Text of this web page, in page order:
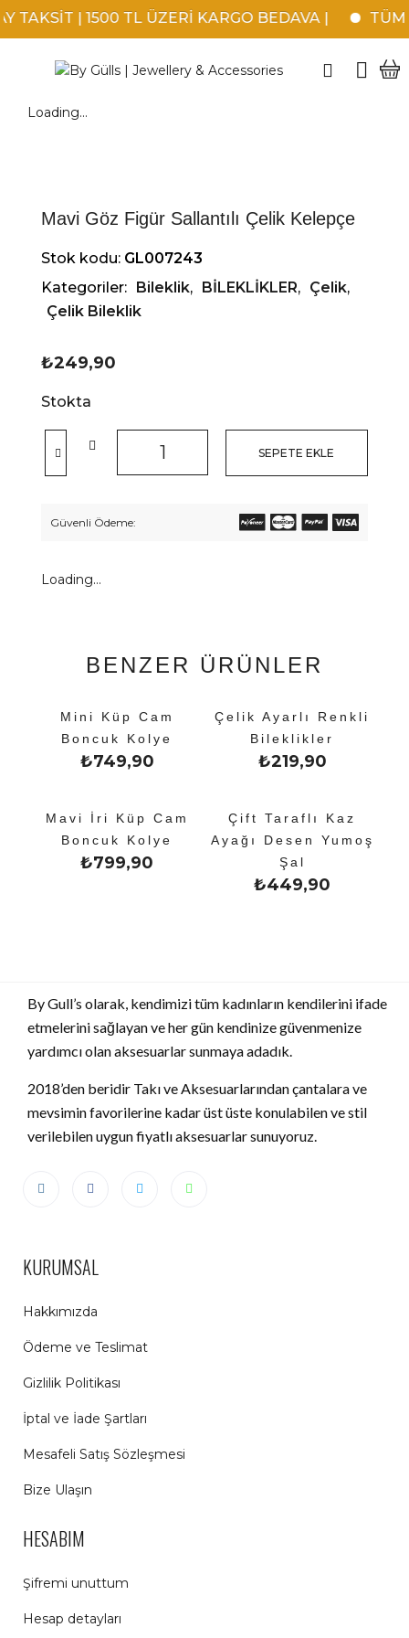
TAKSİT | 1500 TL ÜZERİ KARGO BEDAVA | TÜM
Loading...
Mavi Göz Figür Sallantılı Çelik Kelepçe
Stok kodu: GL007243
Kategoriler: Bileklik, BİLEKLİKLER, Çelik,
Çelik Bileklik
₺249,90
Stokta
SEPETE EKLE
Güvenli Ödeme:
Loading...
BENZER ÜRÜNLER
Mini Küp Cam
Boncuk Kolye
₺749,90
Çelik Ayarlı Renkli
Bileklikler
₺219,90
Mavi İri Küp Cam
Boncuk Kolye
₺799,90
Çift Taraflı Kaz
Ayağı Desen Yumoş
Şal
₺449,90
By Gull’s olarak, kendimizi tüm kadınların kendilerini ifade
etmelerini sağlayan ve her gün kendinize güvenmenize
yardımcı olan aksesuarlar sunmaya adadık.
2018’den beridir Takı ve Aksesuarlarından çantalara ve
mevsimin favorilerine kadar üst üste konulabilen ve stil
verilebilen uygun fiyatlı aksesuarlar sunuyoruz.
KURUMSAL
Hakkımızda
Ödeme ve Teslimat
Gizlilik Politikası
İptal ve İade Şartları
Mesafeli Satış Sözleşmesi
Bize Ulaşın
HESABIM
Şifremi unuttum
Hesap detayları